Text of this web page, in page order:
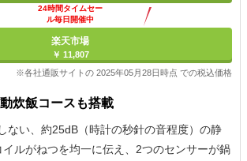
24時間タイムセー
ル毎日開催中
楽天市場
￥ 11,807
※各社通販サイトの 2025年05月28日時点 での税込価格
炊飯コースも搭載
ない、約25dB（時計の秒針の音程度）の静
ルがねつを均一に伝え、2つのセンサーが鍋